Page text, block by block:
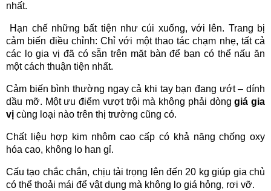
nhất.
Hạn chế những bất tiện như cúi xuống, với lên. Trang bị
cảm biến điều chỉnh: Chỉ với một thao tác chạm nhẹ, tất cả
các lọ gia vị đã có sẵn trên mặt bàn để bạn có thể nấu ăn
một cách thuận tiện nhất.
Cảm biến bình thường ngay cả khi tay bạn đang ướt – dính
dầu mỡ. Một ưu điểm vượt trội mà không phải dònggiá gia
vị cùng loại nào trên thị trường cũng có.
Chất liệu hợp kim nhôm cao cấp có khả năng chống oxy
hóa cao, không lo han gỉ.
Cấu tạo chắc chắn, chịu tải trọng lên đến 20 kg giúp gia chủ
có thể thoải mái để vật dụng mà không lo giá hỏng, rơi vỡ.